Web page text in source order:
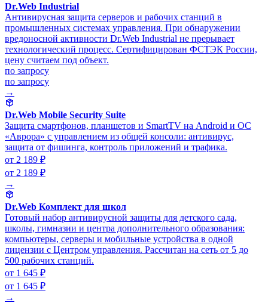
Dr.Web Industrial
Антивирусная защита серверов и рабочих станций в
промышленных системах управления. При обнаружении
вредоносной активности Dr.Web Industrial не прерывает
технологический процесс. Сертифицирован ФСТЭК России,
цену считаем под объект.
по запросу
по запросу
→
Dr.Web Mobile Security Suite
Защита смартфонов, планшетов и SmartTV на Android и ОС
«Аврора» с управлением из общей консоли: антивирус,
защита от фишинга, контроль приложений и трафика.
от 2 189 ₽
от 2 189 ₽
→
Dr.Web Комплект для школ
Готовый набор антивирусной защиты для детского сада,
школы, гимназии и центра дополнительного образования:
компьютеры, серверы и мобильные устройства в одной
лицензии с Центром управления. Рассчитан на сеть от 5 до
500 рабочих станций.
от 1 645 ₽
от 1 645 ₽
→